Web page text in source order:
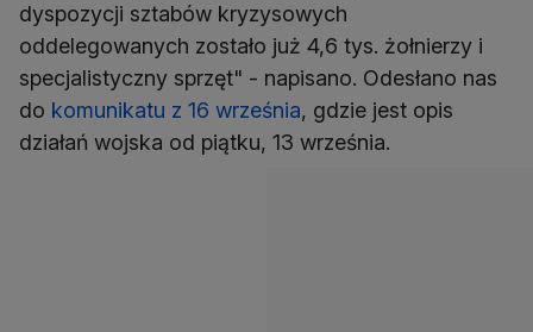
dyspozycji sztabów kryzysowych
oddelegowanych zostało już 4,6 tys. żołnierzy i
specjalistyczny sprzęt" - napisano. Odesłano nas
do komunikatu z 16 września, gdzie jest opis
działań wojska od piątku, 13 września.